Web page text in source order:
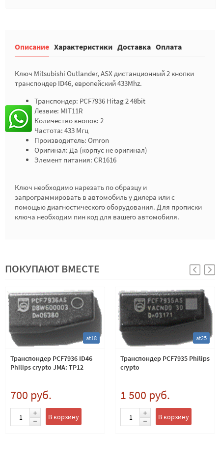
Описание Характеристики Доставка Оплата
Ключ Mitsubishi Outlander, ASX дистанционный 2 кнопки
транспондер ID46, европейский 433Mhz.
Транспондер: PCF7936 Hitag 2 48bit
Лезвие: MIT11R
Количество кнопок: 2
Частота: 433 Мгц
Производитель: Omron
Оригинал: Да (корпус не оригинал)
Элемент питания: CR1616
Ключ необходимо нарезать по образцу и
запрограммировать в автомобиль у дилера или с
помощью диагностического оборудования. Для прописки
ключа необходим пин код для вашего автомобиля.
ПОКУПАЮТ ВМЕСТЕ
at18
Транспондер PCF7936 ID46
Philips crypto JMA: TP12
700 руб.
В корзину
at25
Транспондер PCF7935 Philips
crypto
1 500 руб.
В корзину